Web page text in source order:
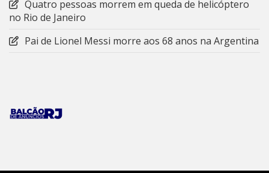
Quatro pessoas morrem em queda de helicóptero
no Rio de Janeiro
Pai de Lionel Messi morre aos 68 anos na Argentina